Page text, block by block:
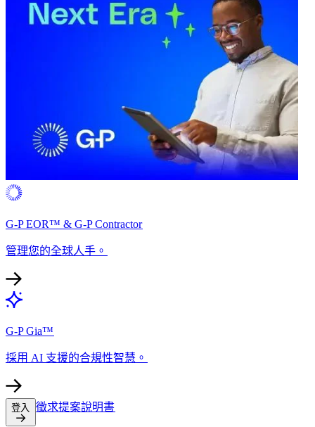
G-P EOR™ & G-P Contractor​​
管理您的全球人手。​​
G-P Gia™​​
採用 AI 支援的合規性智慧。​​
登入​​ 徵求提案說明書​​